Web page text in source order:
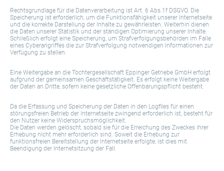
Rechtsgrundlage für die Datenverarbeitung ist Art. 6 Abs.1f DSGVO. Die
Speicherung ist erforderlich, um die Funktionsfähigkeit unserer Internetseite
und die korrekte Darstellung der Inhalte zu gewährleisten. Weiterhin dienen
die Daten unserer Statistik und der ständigen Optimierung unserer Inhalte.
Schließlich erfolgt eine Speicherung, um Strafverfolgungsbehörden im Falle
eines Cyberangriffes die zur Strafverfolgung notwendigen Informationen zur
Verfügung zu stellen.
Eine Weitergabe an die Tochtergesellschaft Eppinger Getriebe GmbH erfolgt
aufgrund der gemeinsamen Geschäftstätigkeit. Es erfolgt keine Weitergabe
der Daten an Dritte, sofern keine gesetzliche Offenbarungspflicht besteht.
Da die Erfassung und Speicherung der Daten in den Logfiles für einen
störungsfreien Betrieb der Internetseite zwingend erforderlich ist, besteht für
den Nutzer keine Widerspruchsmöglichkeit.
Die Daten werden gelöscht, sobald sie für die Erreichung des Zweckes ihrer
Erhebung nicht mehr erforderlich sind. Soweit die Erhebung zur
funktionsfreien Bereitstellung der Internetseite erfolgte, ist dies mit
Beendigung der Internetsitzung der Fall.